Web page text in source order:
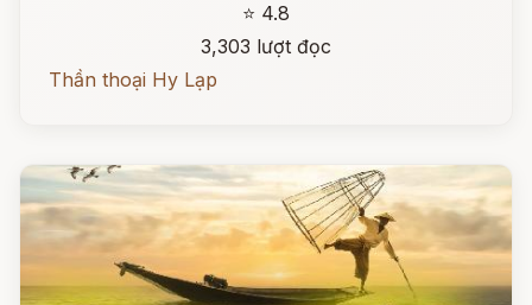
⭐ 4.8
3,303 lượt đọc
Thần thoại Hy Lạp